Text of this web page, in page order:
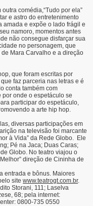
comédia,“Tudo por ela”
e astro do entretenimento
amada e expõe o lado frágil e
namoro, momentos antes
não consegue disfarçar sua
no personagem, que
Mara Carvalho e a direção
que foram escritas por
faz parceria nas letras e é
conta também com
por onde o espetáculo se
participar do espetáculo,
a arte hip hop.
diversas participações em
na televisão foi marcante
à Vida” da Rede Globo. Ele
Pé na Jaca; Duas Caras;
Globo. No teatro viajou o
direção de Cininha de
entrada e bônus. Maiores
sitewww.teatrogt.com.br.
Storani, 111; Laselva
68; pela internet:
0800-735 0550